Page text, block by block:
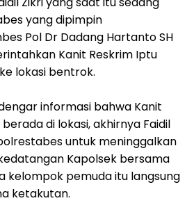
yang dipimpin
Pol Dr Dadang Hartanto SH
Kanit Reskrim Iptu
lokasi bentrok.
informasi bahwa Kanit
di lokasi, akhirnya Faidil
untuk meninggalkan
Kapolsek bersama
kelompok pemuda itu langsung
ketakutan.